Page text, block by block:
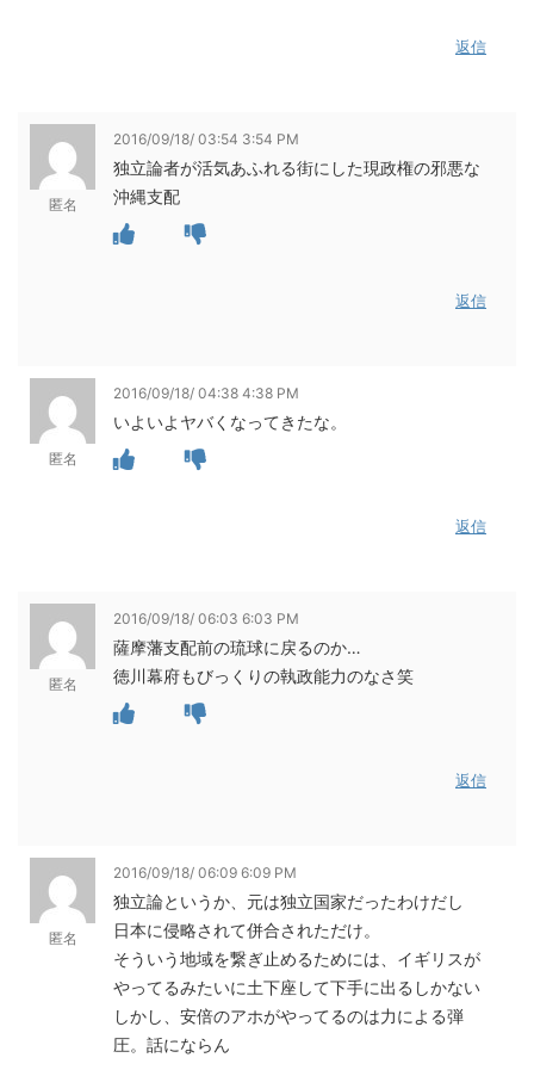
返信
匿名
2016/09/18/ 03:54 3:54 PM
独立論者が活気あふれる街にした現政権の邪悪な
沖縄支配
返信
匿名
2016/09/18/ 04:38 4:38 PM
いよいよヤバくなってきたな。
返信
匿名
2016/09/18/ 06:03 6:03 PM
薩摩藩支配前の琉球に戻るのか…
徳川幕府もびっくりの執政能力のなさ笑
返信
匿名
2016/09/18/ 06:09 6:09 PM
独立論というか、元は独立国家だったわけだし
日本に侵略されて併合されただけ。
そういう地域を繋ぎ止めるためには、イギリスが
やってるみたいに土下座して下手に出るしかない
しかし、安倍のアホがやってるのは力による弾
圧。話にならん